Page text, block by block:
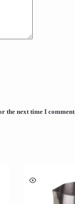
the next time I